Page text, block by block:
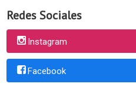
Redes Sociales
Instagram
Facebook